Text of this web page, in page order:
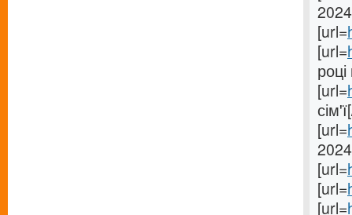
[url=
[url=
[url=
[url=
[url=
[url=
[url=